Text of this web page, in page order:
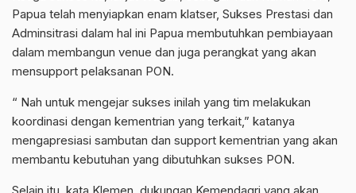
Papua telah menyiapkan enam klatser, Sukses Prestasi dan
Adminsitrasi dalam hal ini Papua membutuhkan pembiayaan
dalam membangun venue dan juga perangkat yang akan
mensupport pelaksanan PON.
“ Nah untuk mengejar sukses inilah yang tim melakukan
koordinasi dengan kementrian yang terkait,” katanya
mengapresiasi sambutan dan support kementrian yang akan
membantu kebutuhan yang dibutuhkan sukses PON.
Selain itu, kata Klemen, dukungan Kemendagri yang akan